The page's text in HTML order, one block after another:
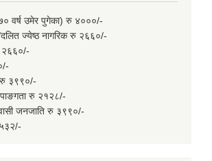
वर्ष उमेर पुगेका) रु ४०००/-
दलित ज्येष्ठ नागरिक रु २६६०/-
२६६०/-
रु ३९९०/-
रु २१२८/-
जनजाति रु ३९९०/-